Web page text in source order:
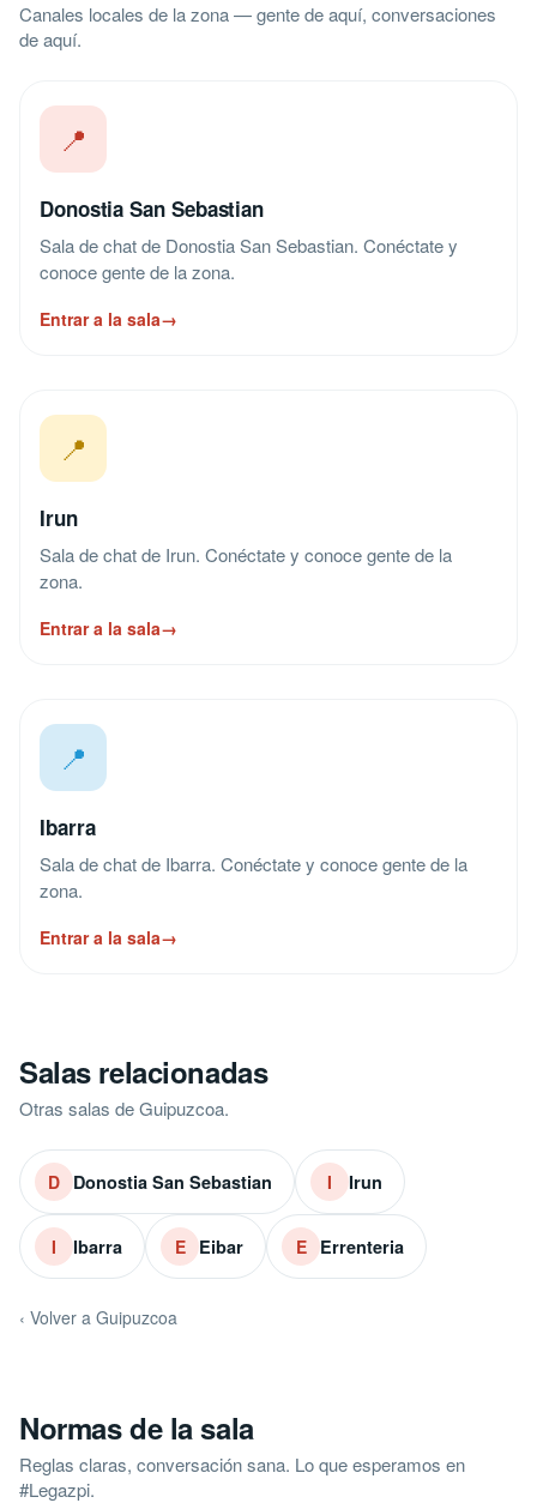
Canales locales de la zona — gente de aquí, conversaciones
de aquí.
📍
Donostia San Sebastian
Sala de chat de Donostia San Sebastian. Conéctate y
conoce gente de la zona.
Entrar a la sala→
📍
Irun
Sala de chat de Irun. Conéctate y conoce gente de la
zona.
Entrar a la sala→
📍
Ibarra
Sala de chat de Ibarra. Conéctate y conoce gente de la
zona.
Entrar a la sala→
Salas relacionadas
Otras salas de Guipuzcoa.
D Donostia San Sebastian I Irun
I Ibarra E Eibar E Errenteria
‹ Volver a Guipuzcoa
Normas de la sala
Reglas claras, conversación sana. Lo que esperamos en
#Legazpi.